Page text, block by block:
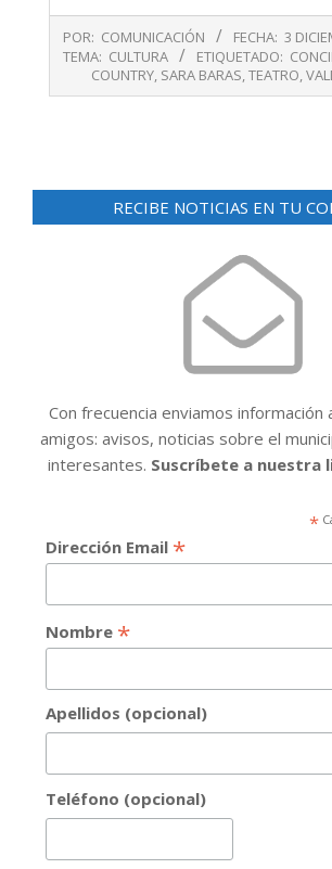
12-
POR: COMUNICACIÓN FECHA: 3
TEMA: CULTURA ETIQUETADO:
COUNTRY, SARA BARAS,TEATRO,
RECIBE NOTICIAS EN TU
Con frecuencia enviamos información
amigos: avisos, noticias sobre el
interesantes. Suscríbete a nuestra
*
Dirección Email *
Nombre *
Apellidos (opcional)
Teléfono (opcional)